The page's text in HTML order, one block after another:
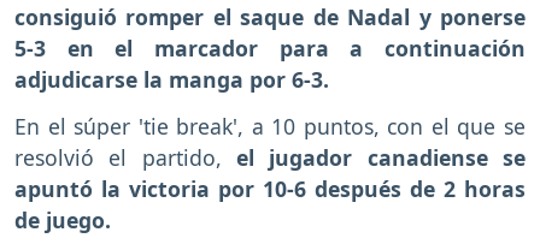
consiguió romper el saque de Nadal y ponerse
5-3 en el marcador para a continuación
adjudicarse la manga por 6-3.
En el súper 'tie break', a 10 puntos, con el que se
resolvió el partido, el jugador canadiense se
apuntó la victoria por 10-6 después de 2 horas
de juego.